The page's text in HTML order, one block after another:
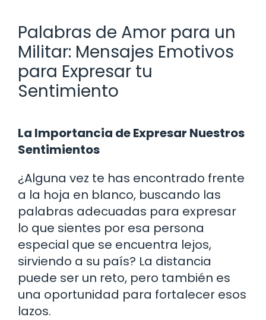
Palabras de Amor para un
Militar: Mensajes Emotivos
para Expresar tu
Sentimiento
La Importancia de Expresar Nuestros
Sentimientos
¿Alguna vez te has encontrado frente
a la hoja en blanco, buscando las
palabras adecuadas para expresar
lo que sientes por esa persona
especial que se encuentra lejos,
sirviendo a su país? La distancia
puede ser un reto, pero también es
una oportunidad para fortalecer esos
lazos.